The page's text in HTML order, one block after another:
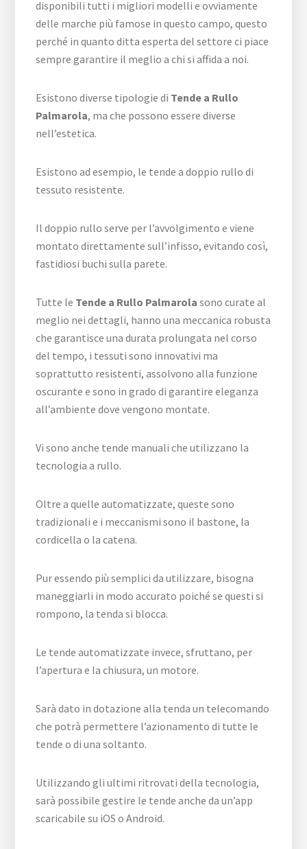
disponibili tutti i migliori modelli e ovviamente
delle marche più famose in questo campo, questo
perché in quanto ditta esperta del settore ci piace
sempre garantire il meglio a chi si affida a noi.
Esistono diverse tipologie di Tende a Rullo
Palmarola, ma che possono essere diverse
nell’estetica.
Esistono ad esempio, le tende a doppio rullo di
tessuto resistente.
Il doppio rullo serve per l’avvolgimento e viene
montato direttamente sull’infisso, evitando così,
fastidiosi buchi sulla parete.
Tutte le Tende a Rullo Palmarola sono curate al
meglio nei dettagli, hanno una meccanica robusta
che garantisce una durata prolungata nel corso
del tempo, i tessuti sono innovativi ma
soprattutto resistenti, assolvono alla funzione
oscurante e sono in grado di garantire eleganza
all’ambiente dove vengono montate.
Vi sono anche tende manuali che utilizzano la
tecnologia a rullo.
Oltre a quelle automatizzate, queste sono
tradizionali e i meccanismi sono il bastone, la
cordicella o la catena.
Pur essendo più semplici da utilizzare, bisogna
maneggiarli in modo accurato poiché se questi si
rompono, la tenda si blocca.
Le tende automatizzate invece, sfruttano, per
l’apertura e la chiusura, un motore.
Sarà dato in dotazione alla tenda un telecomando
che potrà permettere l’azionamento di tutte le
tende o di una soltanto.
Utilizzando gli ultimi ritrovati della tecnologia,
sarà possibile gestire le tende anche da un’app
scaricabile su iOS o Android.